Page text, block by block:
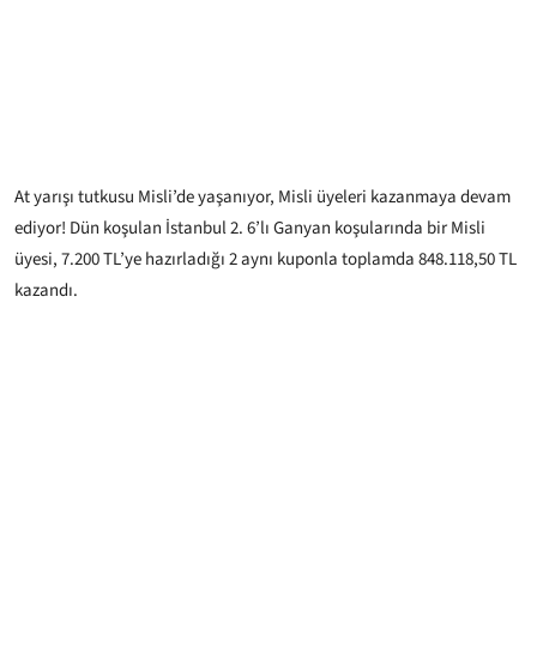
At yarışı tutkusu Misli’de yaşanıyor, Misli üyeleri kazanmaya devam
ediyor! Dün koşulan İstanbul 2. 6’lı Ganyan koşularında bir Misli
üyesi, 7.200 TL’ye hazırladığı 2 aynı kuponla toplamda 848.118,50 TL
kazandı.